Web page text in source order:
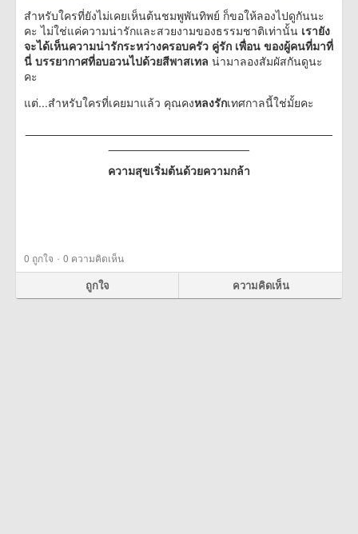
สำหรับใครที่ยังไม่เคยเห็นต้นชมพูพันทิพย์ ก็ขอให้ลองไปดูกันนะ
คะ ไม่ใช่แค่ความน่ารักและสวยงามของธรรมชาติเท่านั้น เรายัง
จะได้เห็นความน่ารักระหว่างครอบครัว คู่รัก เพื่อน ของผู้คนที่มาที่
นี่ บรรยากาศที่อบอวนไปด้วยสีพาสเทล น่ามาลองสัมผัสกันดูนะ
คะ
แต่...สำหรับใครที่เคยมาแล้ว คุณคงหลงรักเทศกาลนี้ใช่มั้ยคะ
ความสุขเริ่มต้นด้วยความกล้า
0 ถูกใจ · 0 ความคิดเห็น
ถูกใจ ความคิดเห็น